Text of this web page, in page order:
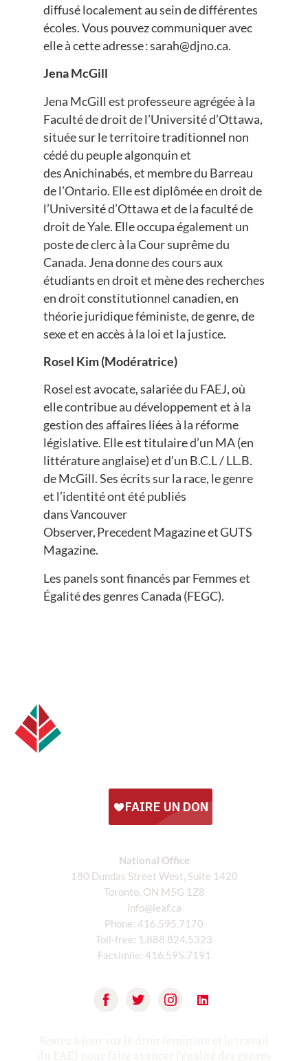
diffusé localement au sein de différentes
écoles. Vous pouvez communiquer avec
elle à cette adresse :sarah@djno.ca.
Jena McGill
Jena McGill est professeure agrégée à la
Faculté de droit de l’Université d’Ottawa,
située sur le territoire traditionnel non
cédé du peuple algonquin et
des Anichinabés, et membre du Barreau
de l’Ontario. Elle est diplômée en droit de
l’Université d’Ottawa et de la faculté de
droit de Yale. Elle occupa également un
poste de clerc à la Cour suprême du
Canada. Jena donne des cours aux
étudiants en droit et mène des recherches
en droit constitutionnel canadien, en
théorie juridique féministe, de genre, de
sexe et en accès à la loi et la justice.
Rosel Kim (Modératrice)
Rosel est avocate, salariée du FAEJ, où
elle contribue au développement et à la
gestion des affaires liées à la réforme
législative. Elle est titulaire d’un MA (en
littérature anglaise) et d’un B.C.L / LL.B.
de McGill. Ses écrits sur la race, le genre
et l’identité ont été publiés
dans Vancouver
Observer, Precedent Magazine et GUTS
Magazine.
Les panels sont financés par Femmes et
Égalité des genres Canada (FEGC).
National Office
180 Dundas Street West, Suite 1420
Toronto, ON M5G 1Z8
info@leaf.ca
Phone: 416.595.7170
Toll-free: 1.888.824.5323
Facsimile: 416.595.7191